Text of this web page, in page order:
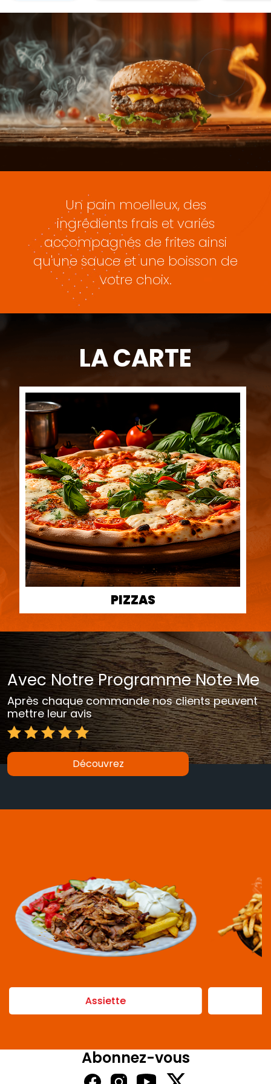
Un pain moelleux, des
ingrédients frais et variés
accompagnés de frites ainsi
qu'une sauce et une boisson de
votre choix.
LA CARTE
PIZZAS
Avec Notre Programme Note Me
Après chaque commande nos clients peuvent
mettre leur avis
Découvrez
Assiette
Abonnez-vous